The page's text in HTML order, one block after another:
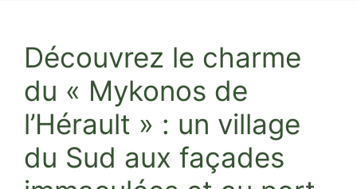
Découvrez le charme
du « Mykonos de
l’Hérault » : un village
du Sud aux façades